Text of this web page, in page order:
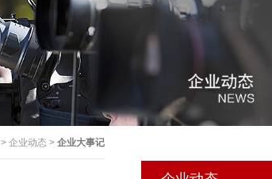
>企业动态 >企业大事记